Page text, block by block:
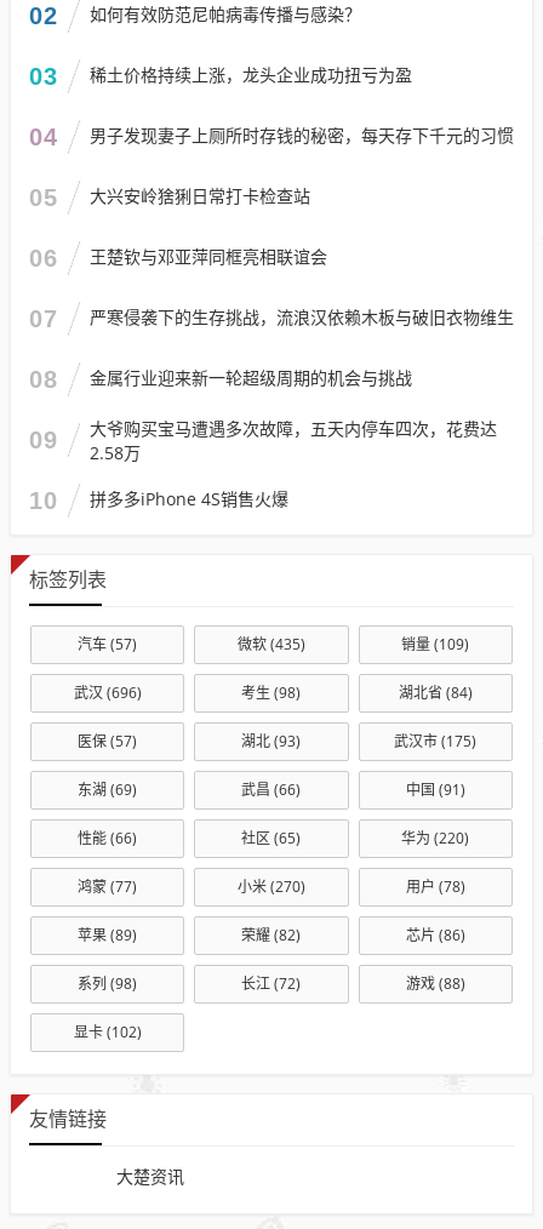
02 如何有效防范尼帕病毒传播与感染？
03 稀土价格持续上涨，龙头企业成功扭亏为盈
04 男子发现妻子上厕所时存钱的秘密，每天存下千元的习惯
05 大兴安岭猞猁日常打卡检查站
06 王楚钦与邓亚萍同框亮相联谊会
07 严寒侵袭下的生存挑战，流浪汉依赖木板与破旧衣物维生
08 金属行业迎来新一轮超级周期的机会与挑战
09
大爷购买宝马遭遇多次故障，五天内停车四次，花费达
2.58万
10 拼多多iPhone 4S销售火爆
标签列表
汽车(57) 微软(435) 销量(109)
武汉 (696) 考生 (98) 湖北省 (84)
医保(57) 湖北(93) 武汉市(175)
东湖 (69) 武昌 (66) 中国 (91)
性能(66) 社区 (65) 华为 (220)
鸿蒙(77) 小米(270) 用户 (78)
苹果(89) 荣耀(82) 芯片 (86)
系列 (98) 长江(72) 游戏(88)
显卡(102)
友情链接
大楚资讯